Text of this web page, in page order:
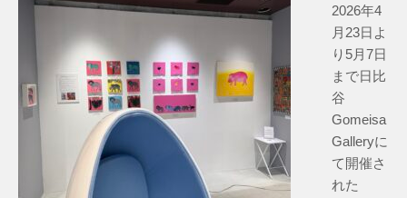
2026年4
月23日よ
り5月7日
まで日比
谷
Gomeisa
Galleryに
て開催さ
れた